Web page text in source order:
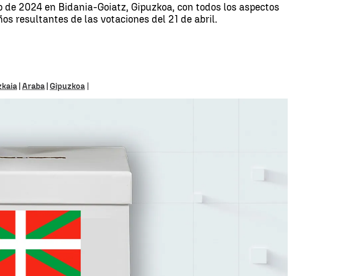
2024 en Bidania-Goiatz, Gipuzkoa, con todos los aspectos
resultantes de las votaciones del 21 de abril.
Araba Gipuzkoa